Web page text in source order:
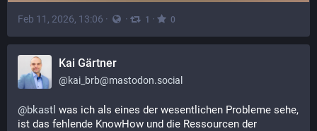
Feb 11, 2026, 13:06 · · 1 · 0
Kai Gärtner
@kai_brb@mastodon.social
@bkastl was ich als eines der wesentlichen Probleme sehe,
ist das fehlende KnowHow und die Ressourcen der